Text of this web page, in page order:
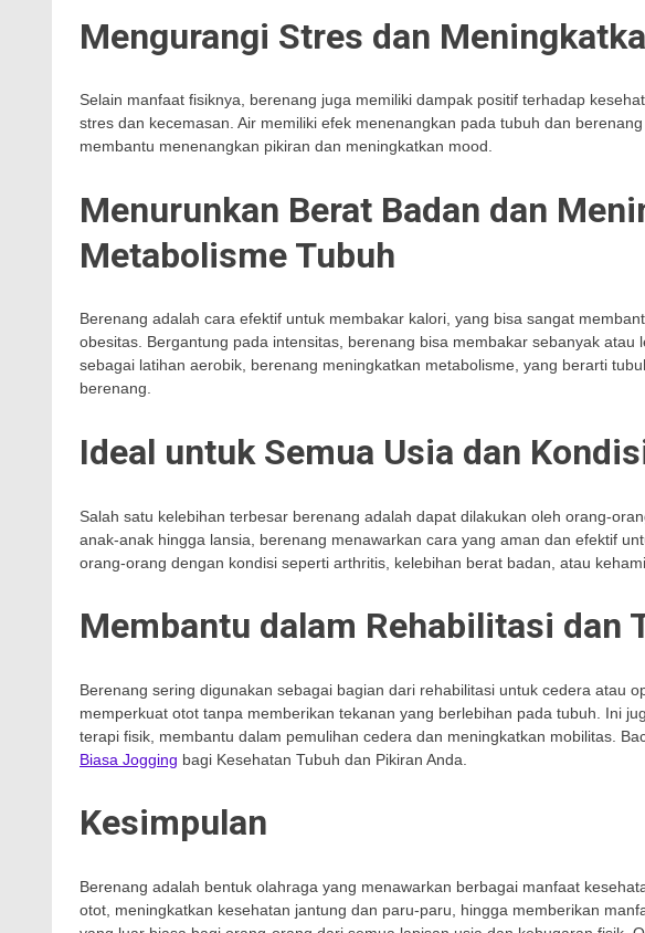
Mengurangi Stres dan
Selain manfaat fisiknya, berenang juga memiliki dampak positif terhadap
stres dan kecemasan. Air memiliki efek menenangkan pada tubuh dan
membantu menenangkan pikiran dan meningkatkan mood.
Menurunkan Berat Badan dan
Metabolisme Tubuh
Berenang adalah cara efektif untuk membakar kalori, yang bisa sangat
obesitas. Bergantung pada intensitas, berenang bisa membakar sebanyak atau
sebagai latihan aerobik, berenang meningkatkan metabolisme, yang berarti
berenang.
Ideal untuk Semua Usia dan
Salah satu kelebihan terbesar berenang adalah dapat dilakukan oleh orang-
anak-anak hingga lansia, berenang menawarkan cara yang aman dan efektif
orang-orang dengan kondisi seperti arthritis, kelebihan berat badan, atau
Membantu dalam Rehabilitasi dan
Berenang sering digunakan sebagai bagian dari rehabilitasi untuk cedera atau
memperkuat otot tanpa memberikan tekanan yang berlebihan pada tubuh. Ini
terapi fisik, membantu dalam pemulihan cedera dan meningkatkan mobilitas.
Biasa Jogging bagi Kesehatan Tubuh dan Pikiran Anda.
Kesimpulan
Berenang adalah bentuk olahraga yang menawarkan berbagai manfaat
otot, meningkatkan kesehatan jantung dan paru-paru, hingga memberikan